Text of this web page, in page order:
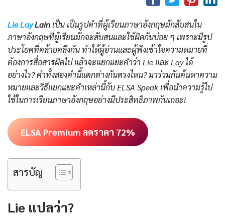
Lie LayLainเป็น เป็นรูปคำที่ผู้เรียนภาษาอังกฤษมักสับสนใน
ภาษาอังกฤษที่ผู้เรียนมักจะสับสนและใช้ผิดกันบ่อย ๆ เพราะมีรูป
ประโยคที่คล้ายคลึงกัน ทำให้ผู้อ่านและผู้ฟังเข้าใจความหมายที่
ต้องการสื่อสารผิดไป แล้วจะแยกแยะคำว่า Lie และ Lay ได้
อย่างไร? คำทั้งสองคำนี้แตกต่างกันตรงไหน? มาร่วมกันค้นหาความ
หมายและวิธีแยกแยะคำเหล่านี้กับ ELSA Speak เพื่อนำความรู้ไป
ใช้ในการเรียนภาษาอังกฤษอย่างมีประสิทธิภาพกันเถอะ!
ELSA Premium ลดราคา 72%
สารบัญ
Lie แปลว่า?